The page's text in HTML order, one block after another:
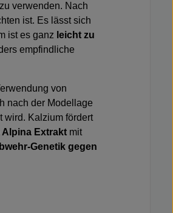
verwenden. Nach
ist. Es lässt sich
ist es ganz leicht zu
empfindliche
von
nach der Modellage
wird. Kalzium fördert
Alpina Extrakt mit
Genetik gegen